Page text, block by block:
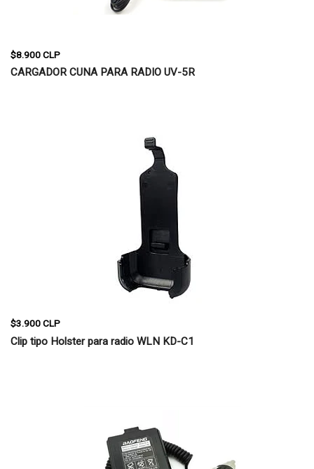
$8.900 CLP
CARGADOR CUNA PARA RADIO UV-5R
$3.900 CLP
Clip tipo Holster para radio WLN KD-C1